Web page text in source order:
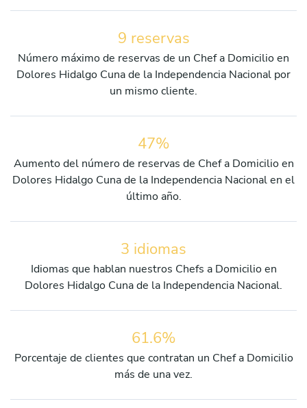
9 reservas
Número máximo de reservas de un Chef a Domicilio en
Dolores Hidalgo Cuna de la Independencia Nacional por
un mismo cliente.
47%
Aumento del número de reservas de Chef a Domicilio en
Dolores Hidalgo Cuna de la Independencia Nacional en el
último año.
3 idiomas
Idiomas que hablan nuestros Chefs a Domicilio en
Dolores Hidalgo Cuna de la Independencia Nacional.
61.6%
Porcentaje de clientes que contratan un Chef a Domicilio
más de una vez.